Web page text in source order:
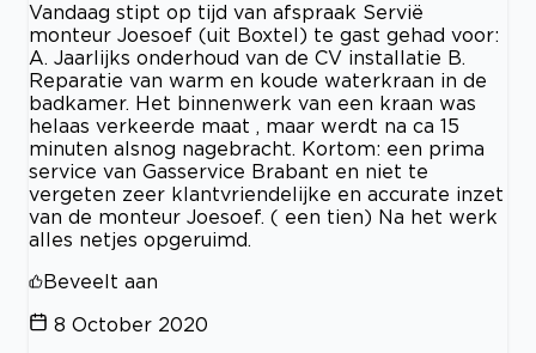
Vandaag stipt op tijd van afspraak Servië
monteur Joesoef (uit Boxtel) te gast gehad voor:
A. Jaarlijks onderhoud van de CV installatie B.
Reparatie van warm en koude waterkraan in de
badkamer. Het binnenwerk van een kraan was
helaas verkeerde maat , maar werdt na ca 15
minuten alsnog nagebracht. Kortom: een prima
service van Gasservice Brabant en niet te
vergeten zeer klantvriendelijke en accurate inzet
van de monteur Joesoef. ( een tien) Na het werk
alles netjes opgeruimd.
Beveelt aan
8 October 2020